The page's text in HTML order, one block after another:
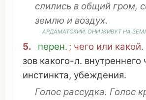
слились в общий гром,
землю и воздух.
АРДАМАТСКИЙ, ОНИ ЖИВУТНА
5. перен. ; чего или какой.
зов какого-л. внутреннего
инстинкта, убеждения.
Голос рассудка. Голос